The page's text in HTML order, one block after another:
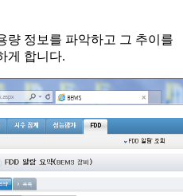
량 정보를 파악하고 그 추이를
게 합니다.